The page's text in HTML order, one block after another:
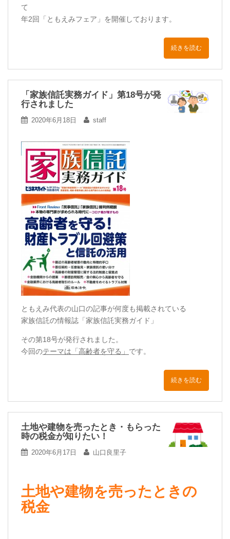
て
年2回「ともえみフェア」を開催しております。
続きを読む
「家族信託実務ガイド」第18号が発
行されました
2020年6月18日 staff
ともえみ代表の山口の記事が何度も掲載されている
家族信託の情報誌「家族信託実務ガイド」
その第18号が発行されました。
今回のテーマは「高齢者を守る」 です。
続きを読む
土地や建物を売ったとき・もらった
時の税金が知りたい！
2020年6月17日 山口良里子
土地や建物を売ったときの
税金